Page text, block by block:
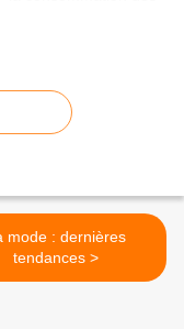
mode : dernières
tendances >